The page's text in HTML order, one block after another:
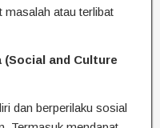
masalah atau terlibat
(Social and Culture
dan berperilaku sosial